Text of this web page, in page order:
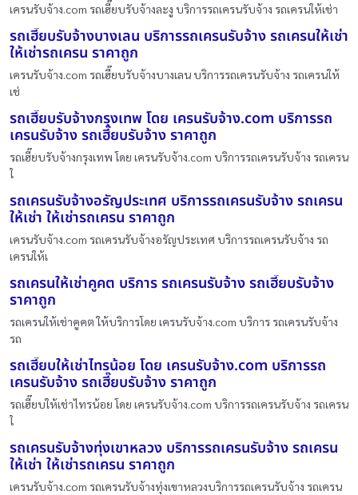
เครนรับจ้าง.com รถเฮี๊ยบรับจ้างละงู บริการรถเครนรับจ้าง รถเครนให้เช่า
รถเฮี๊ยบรับจ้างบางเลน บริการรถเครนรับจ้าง รถเครนให้เช่า
ให้เช่ารถเครน ราคาถูก
เครนรับจ้าง.com รถเฮี๊ยบรับจ้างบางเลน บริการรถเครนรับจ้าง รถเครนให้
เช่
รถเฮี๊ยบรับจ้างกรุงเทพ โดย เครนรับจ้าง.com บริการรถ
เครนรับจ้าง รถเฮี๊ยบรับจ้าง ราคาถูก
รถเฮี๊ยบรับจ้างกรุงเทพ โดย เครนรับจ้าง.com บริการรถเครนรับจ้าง รถเครน
ใ
รถเครนรับจ้างอรัญประเทศ บริการรถเครนรับจ้าง รถเครน
ให้เช่า ให้เช่ารถเครน ราคาถูก
เครนรับจ้าง.com รถเครนรับจ้างอรัญประเทศ บริการรถเครนรับจ้าง รถ
เครนให้เ
รถเครนให้เช่าคูคต บริการ รถเครนรับจ้าง รถเฮี๊ยบรับจ้าง
ราคาถูก
รถเครนให้เช่าคูคต ให้บริการโดย เครนรับจ้าง.com บริการ รถเครนรับจ้าง
รถ
รถเฮี๊ยบให้เช่าไทรน้อย โดย เครนรับจ้าง.com บริการรถ
เครนรับจ้าง รถเฮี๊ยบรับจ้าง ราคาถูก
รถเฮี๊ยบให้เช่าไทรน้อย โดย เครนรับจ้าง.com บริการรถเครนรับจ้าง รถเครน
ใ
รถเครนรับจ้างทุ่งเขาหลวง บริการรถเครนรับจ้าง รถเครน
ให้เช่า ให้เช่ารถเครน ราคาถูก
เครนรับจ้าง.com รถเครนรับจ้างทุ่งเขาหลวงบริการรถเครนรับจ้าง รถเครน